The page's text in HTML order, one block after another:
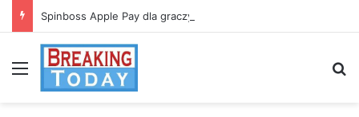
Spinboss Apple Pay dla graczy na iPhone
Menu